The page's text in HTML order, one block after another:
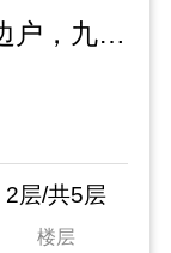
水木年华 （松山后），东边户，九水东路637号
2层/共5层
楼层